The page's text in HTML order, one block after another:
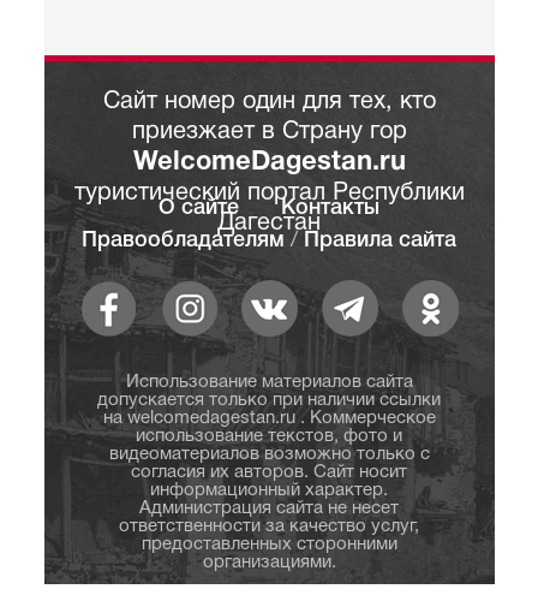
Сайт номер один для тех, кто
приезжает в Страну гор
WelcomeDagestan.ru
туристический портал Республики
Дагестан
О сайте
Контакты
Правообладателям / Правила сайта
Использование материалов сайта
допускается только при наличии ссылки
на welcomedagestan.ru . Коммерческое
использование текстов, фото и
видеоматериалов возможно только с
согласия их авторов. Сайт носит
информационный характер.
Администрация сайта не несет
ответственности за качество услуг,
предоставленных сторонними
организациями.